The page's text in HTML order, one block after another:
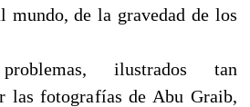
mundo, de la gravedad de los
ilustrados tan
las fotografías de Abu Graib,